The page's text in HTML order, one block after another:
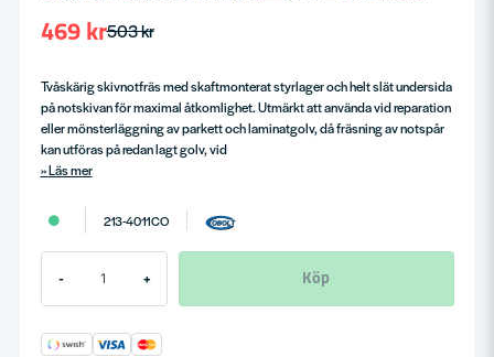
503 kr
469 kr
Tvåskärig skivnotfräs med skaftmonterat styrlager och helt slät undersida
på notskivan för maximal åtkomlighet. Utmärkt att använda vid reparation
eller mönsterläggning av parkett och laminatgolv, då fräsning av notspår
kan utföras på redan lagt golv, vid
Läs mer
213-4011CO
- + Köp